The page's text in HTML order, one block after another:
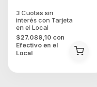
$27.089,10 con
Efectivo en el
Local